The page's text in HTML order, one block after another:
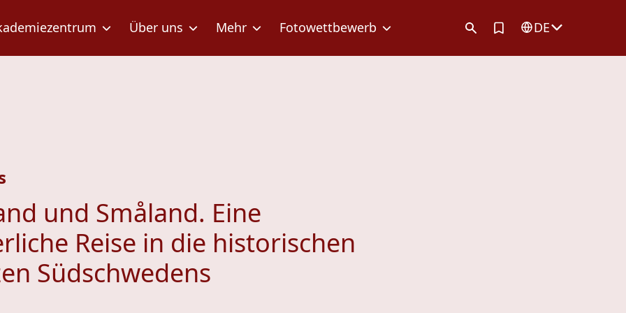
Über uns Mehr Fotowettbewerb Artikel in Merkliste
DE
und Småland. Eine
Reise in die historischen
Südschwedens